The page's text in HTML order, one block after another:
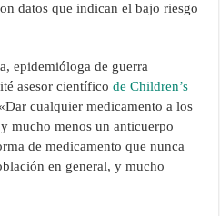
datos que indican el bajo riesgo
epidemióloga de guerra
asesor científicode Children’s
cualquier medicamento a los
mucho menos un anticuerpo
de medicamento que nunca
en general, y mucho